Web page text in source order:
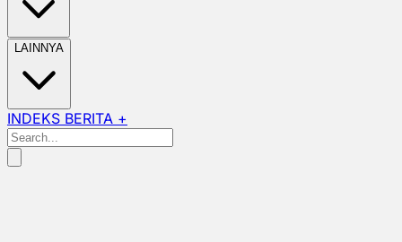
LAINNYA
INDEKS BERITA +